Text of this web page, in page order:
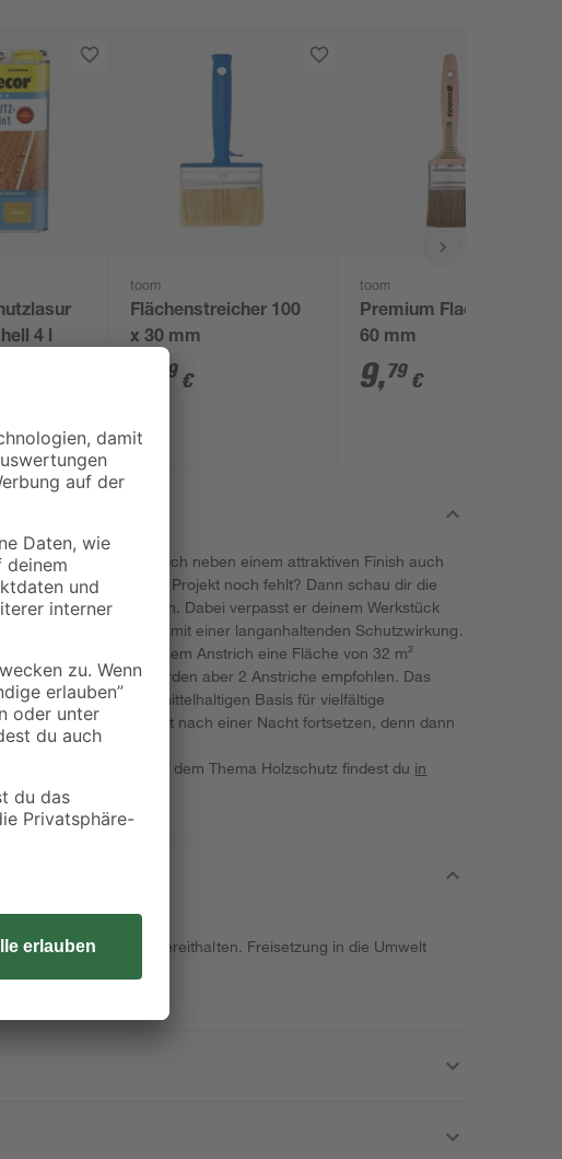
4 l
toom
Flächenstreicher 100
x 30 mm
29 €
toom
Premium Flachpinsel
60 mm
9,79 €
du mit einem Anstrich neben einem attraktiven Finish auch
Ist es das, was deinem Projekt noch fehlt? Dann schau dir die
einmal näher an. Dabei verpasst er deinem Werkstück
Farbton und mit einer langanhaltenden Schutzwirkung.
2,5 l kannst du bei einem Anstrich eine Fläche von 32 m²
Ergebnis werden aber 2 Anstriche empfohlen. Das
dank seiner lösemittelhaltigen Basis für vielfältige
Dein Projekt kannst nach einer Nacht fortsetzen, denn dann
schon überstreichbar.
zu deinem Projekt mit dem Thema Holzschutz findest du in
bereithalten. Freisetzung in die Umwelt